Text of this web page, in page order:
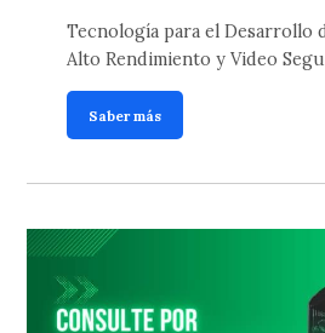
Tecnología para el Desarrollo
Alto Rendimiento y Video
Saber más